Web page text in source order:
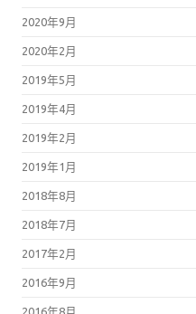
2020年2月
2019年5月
2019年4月
2019年2月
2019年1月
2018年8月
2018年7月
2017年2月
2016年9月
2016年8月
2016年2月